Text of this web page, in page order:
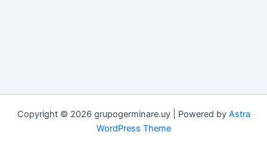
Copyright © 2026 grupogerminare.uy | Powered by Astra
WordPress Theme